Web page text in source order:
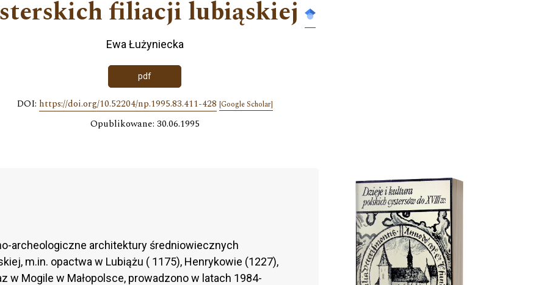
filiacji lubiąskiej
Ewa Łużyniecka
pdf
DOI: https://doi.org/10.52204/np.1995.83.411-428 [Google Scholar]
Opublikowane: 30.06.1995
archeologiczne architektury średniowiecznych
m.in. opactwa w Lubiążu ( 1175), Henrykowie (1227),
w Mogile w Małopolsce, prowadzono w latach 1984-
Cover image